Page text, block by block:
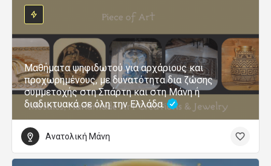
Μαθήματα ψηφιδωτού για αρχάριους και
προχωρημένους, με δυνατότητα δια ζώσης
συμμετοχής στη Σπάρτη και στη Μάνη ή
διαδικτυακά σε όλη την Ελλάδα.
Ανατολική Μάνη